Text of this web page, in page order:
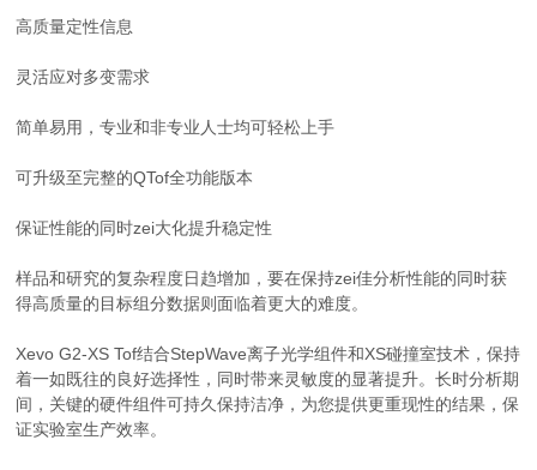
高质量定性信息
灵活应对多变需求
简单易用，专业和非专业人士均可轻松上手
可升级至完整的QTof全功能版本
保证性能的同时zei大化提升稳定性
样品和研究的复杂程度日趋增加，要在保持zei佳分析性能的同时获
得高质量的目标组分数据则面临着更大的难度。
Xevo G2-XS Tof结合StepWave离子光学组件和XS碰撞室技术，保持
着一如既往的良好选择性，同时带来灵敏度的显著提升。长时分析期
间，关键的硬件组件可持久保持洁净，为您提供更重现性的结果，保
证实验室生产效率。